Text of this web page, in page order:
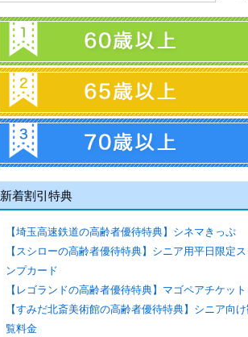
新着割引特典
【埼玉高速鉄道の高齢者優待特典】シネマきっぷ
【スシローの高齢者優待特典】シニア用平日限定ス
ンプカード
【レゴランドの高齢者優待特典】マゴペアチケット
【すみだ北斎美術館の高齢者優待特典】シニア向
覧料金